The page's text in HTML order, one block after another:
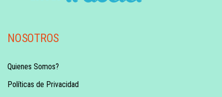
NOSOTROS
Quienes Somos?
Políticas de Privacidad